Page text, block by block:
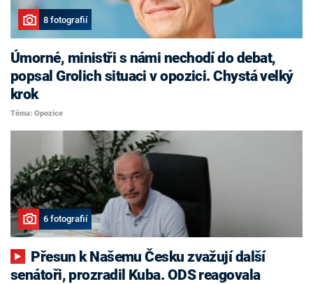
8 fotografií
Úmorné, ministři s námi nechodí do debat,
popsal Grolich situaci v opozici. Chystá velký
krok
Téma: Opozice
6 fotografií
senátoři, prozradil Kuba. ODS reagovala